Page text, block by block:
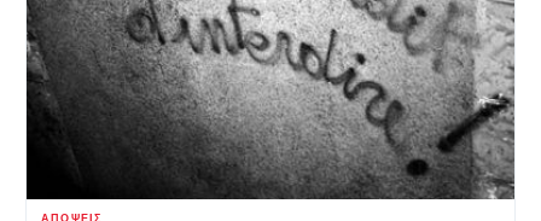
ΑΠΌΨΕΙΣ